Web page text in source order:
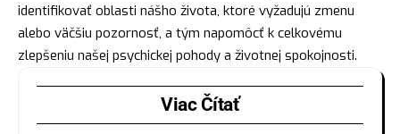
identifikovať oblasti nášho života, ktoré vyžadujú zmenu
alebo väčšiu pozornosť, a tým napomôcť k celkovému
zlepšeniu našej psychickej pohody a životnej spokojnosti.
Viac Čítať